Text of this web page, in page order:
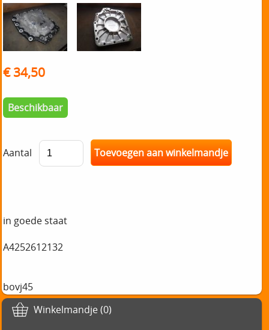
Winkelmandje (0)
€ 34,50
Beschikbaar
Aantal
in goede staat
A4252612132
bovj45